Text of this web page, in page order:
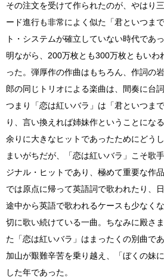
その注文を受けて作られたのが、やはり
ード進行も非常によく似た「君といつま
ト・システムが確立していない時代であ
明ながら、200万枚とも300万枚ともいわ
った。弾厚作の作曲はもちろん、作詞の
郎の同じトリオによる楽曲は、間奏に台
つまり「恋は紅いバラ」は「君といつま
り、言い換えれば姉妹作ということにな
余りに大きなヒットであったためにどう
まいがちだが、「恋は紅いバラ」こそ歌
ジナル・ヒットであり、極めて重要な作
では原点に帰って英語詞で歌われたり、
途中から英語で歌われるケースも少なく
切に歌い続けている一曲。ちなみに殿さ
た「恋は紅いバラ」はまったくの別曲で
加山が艱難辛苦を乗り越え、「ぼくの妹
した年であった。